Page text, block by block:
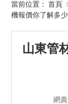
首頁
光纖激光切割機
當前位置： 首頁
機報價你了解多
山東管
網